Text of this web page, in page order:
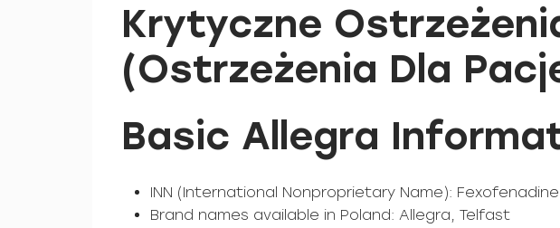
Krytyczne
(Ostrzeżenia Dla
Basic Allegra
INN (International Nonproprietary Name):
Brand names available in Poland: Allegra, Telfast